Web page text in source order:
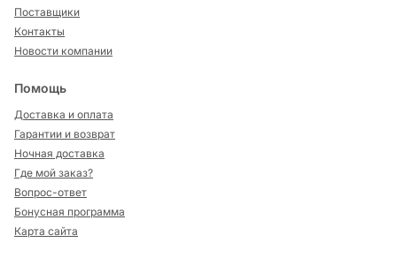
Поставщики
Контакты
Новости компании
Помощь
Доставка и оплата
Гарантии и возврат
Ночная доставка
Где мой заказ?
Вопрос-ответ
Бонусная программа
Карта сайта